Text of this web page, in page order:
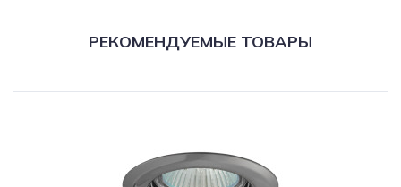
РЕКОМЕНДУЕМЫЕ ТОВАРЫ